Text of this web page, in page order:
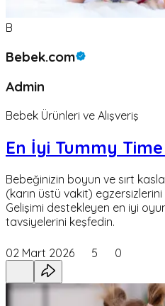
B
Bebek.com
Admin
Bebek Ürünleri ve Alışveriş
En İyi Tummy
Bebeğinizin boyun ve sırt
(karın üstü vakit)
Gelişimi destekleyen en iyi
tavsiyelerini keşfedin.
02 Mart 2026 5 0